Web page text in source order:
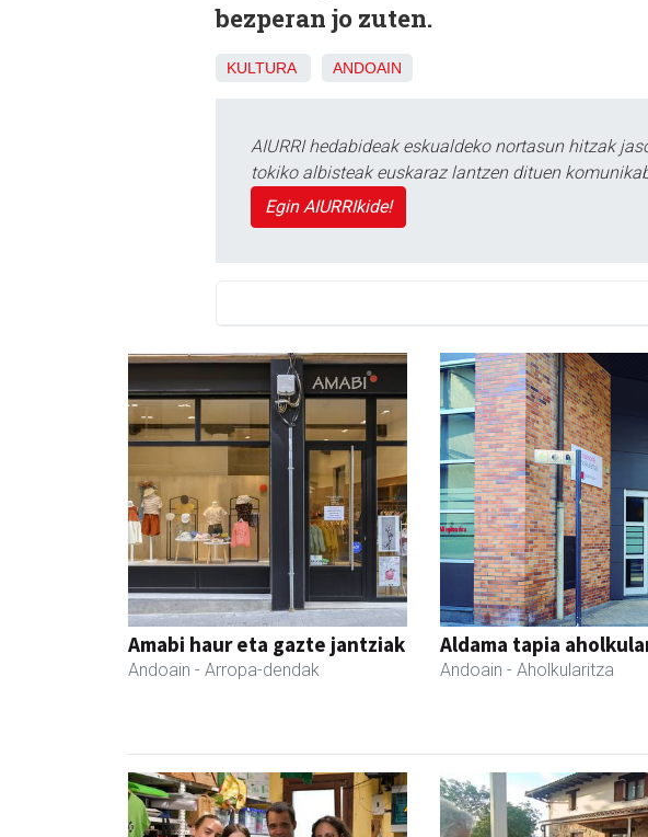
bezperan jo zuten.
KULTURA ANDOAIN
AIURRI hedabideak eskualdeko nortasun hitzak
tokiko albisteak euskaraz lantzen dituen
Egin AIURRIkide!
Amabi haur eta gazte jantziak
Andoain - Arropa-dendak
Aldama tapia
Andoain - Aholkularitza